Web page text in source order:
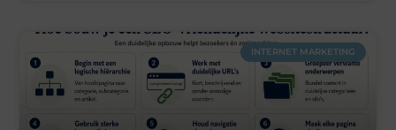
INTERNET MARKETING